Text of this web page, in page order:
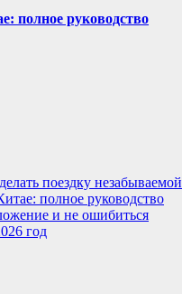
полное руководство
поездку незабываемой
полное руководство
и не ошибиться
год